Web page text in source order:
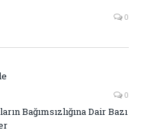
0
0
Bağımsızlığına Dair Bazı